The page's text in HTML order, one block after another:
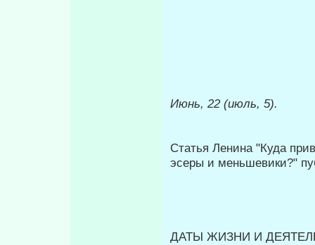
Июнь, 22 (июль, 5).
Статья Ленина "Куда
эсеры и меньшевики?"
ДАТЫ ЖИЗНИ И